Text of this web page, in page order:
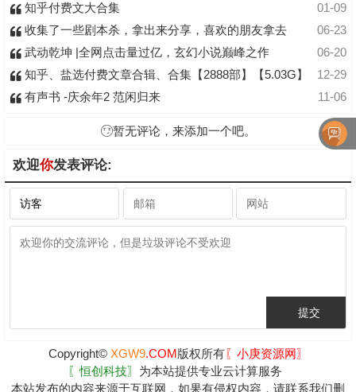
01-09
知乎付费文大合集
06-23
收集了一些剧本杀，拿出来分享，喜欢的朋友拿去
06-20
武动乾坤 |全网点击量过亿，玄幻小说巅峰之作
12-29
知乎、盐选付费文章合辑、合集【2888部】【5.03G】
11-06
有声书 -庆余年2 范闲归来
暂无评论，来添加一个吧。
欢迎你发表评论:
Copyright© XGW9.COM版权所有〖小庚资源网〗
〖恒创科技〗 为本站提供专业云计算服务
本站发布的内容来源于互联网，如果有侵权内容，请联系我们删